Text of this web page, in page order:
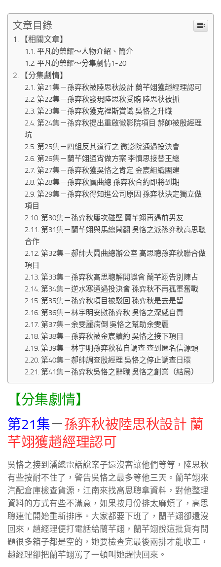
文章目錄
【相關文章】
平凡的榮耀～人物介紹、簡介
平凡的榮耀～分集劇情1-20
【分集劇情】
第21集－孫弈秋被陸思秋設計 蘭芊翊獲趙經理認可
第22集－孫弈秋發現陸思秋受賄 陸思秋被抓
第23集－孫弈秋獲克裡斯賞識 吳恪之升職
第24集－孫弈秋提出重啟微影院項目 郝帥被殷經理
坑
第25集－四組反其道行之 微影院通過投決會
第26集－蘭芊翊通宵做方案 李慎思接替王總
第27集－孫弈秋獲吳恪之肯定 金宸組織團建
第28集－孫弈秋贏曲總 孫弈秋合約即將到期
第29集－孫弈秋得知進公司原因 孫弈秋決定獨立做
項目
第30集－孫弈秋屢次碰壁 蘭芊翊再遇前男友
第31集－蘭芊翊與馬總鬧翻 吳恪之派孫弈秋高思聰
合作
第32集－郝帥大鬧曲總辦公室 高思聰孫弈秋聯合做
項目
第33集－孫弈秋高思聰解開誤會 蘭芊翊告別陳占
第34集－逆水寒通過投決會 孫弈秋不再孤軍奮戰
第35集－孫弈秋項目被駁回 孫弈秋是去是留
第36集－林宇明安慰孫弈秋 吳恪之深感自責
第37集－余雯麗病倒 吳恪之幫助余雯麗
第38集－孫弈秋被金宸續約 吳恪之接下項目
第39集－林宇明孫弈秋私自調查 查到匿名信源頭
第40集－郝帥調查殷經理 吳恪之停止調查日環
第41集－孫弈秋吳恪之辭職 吳恪之創業（結局）
【分集劇情】
第21集－孫弈秋被陸思秋設計 蘭
芊翊獲趙經理認可
吳恪之接到潘總電話說案子還沒審讓他們等等，陸思秋
有些按耐不住了，警告吳恪之最多等他三天。蘭芊翊來
汽配倉庫檢查貨源，江南來找高思聰拿資料，對他整理
資料的方式有些不滿意，如果按月份排太麻煩了，高思
聰連忙開始重新排序。大家都要下班了，蘭芊翊卻還沒
回來，趙經理便打電話給蘭芊翊，蘭芊翊說這批貨有問
題很多箱子都是空的，她要檢查完最後兩排才能收工，
趙經理卻把蘭芊翊罵了一頓叫她趕快回來。